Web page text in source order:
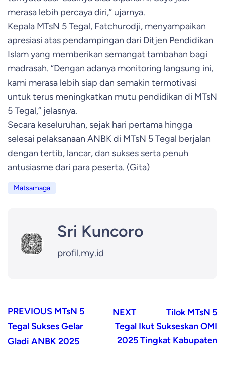
merasa lebih percaya diri,” ujarnya.
Kepala MTsN 5 Tegal, Fatchurodji, menyampaikan
apresiasi atas pendampingan dari Ditjen Pendidikan
Islam yang memberikan semangat tambahan bagi
madrasah. “Dengan adanya monitoring langsung ini,
kami merasa lebih siap dan semakin termotivasi
untuk terus meningkatkan mutu pendidikan di MTsN
5 Tegal,” jelasnya.
Secara keseluruhan, sejak hari pertama hingga
selesai pelaksanaan ANBK di MTsN 5 Tegal berjalan
dengan tertib, lancar, dan sukses serta penuh
antusiasme dari para peserta. (Gita)
Matsamaga
Sri Kuncoro
profil.my.id
PREVIOUS MTsN 5
Tegal Sukses Gelar
Gladi ANBK 2025
NEXT
Tilok MTsN 5
Tegal Ikut Sukseskan OMI
2025 Tingkat Kabupaten